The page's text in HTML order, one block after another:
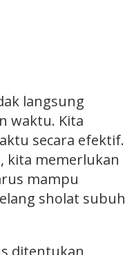
langsung
waktu. Kita
secara efektif.
kita memerlukan
mampu
sholat subuh